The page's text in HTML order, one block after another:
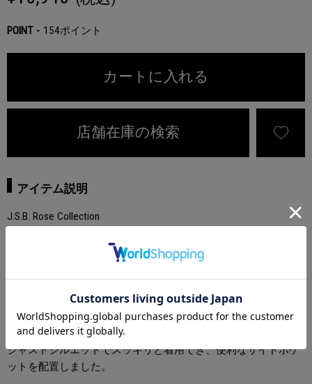
POINT 154ポイント
カートに入れる
店舗在庫の検索
アイテム説明
J.S.B. Rose Collection
今コレクションのメイングラフィックである薔薇とブランドロ
ゴを、ラインストーンでさり気なくあしらったハーフジップス
ウェット。
ジャストシルエットでスッキリと着用でき、便利なサイドポケ
ットを配置しました。